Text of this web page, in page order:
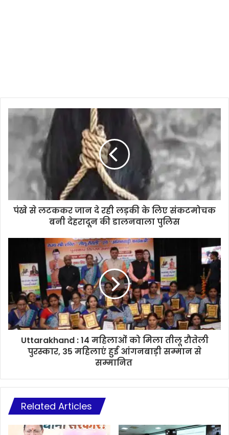
पंखे से लटककर जान दे रही लड़की के लिए संकटमोचक
बनी देहरादून की डालनवाला पुलिस
Uttarakhand : 14 महिलाओं को मिला तीलू रौतेली
पुरस्कार, 35 महिलाएं हुई आंगनबाड़ी सम्मान से
सम्मानित
Related Articles